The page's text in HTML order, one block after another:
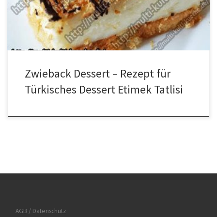
Topf geben und 15 Minuten kochen. In der Zwischenzeit mit dem
Zwieback den Boden […]
Zwieback Dessert – Rezept für
Türkisches Dessert Etimek Tatlisi
AGB / Datenschutz